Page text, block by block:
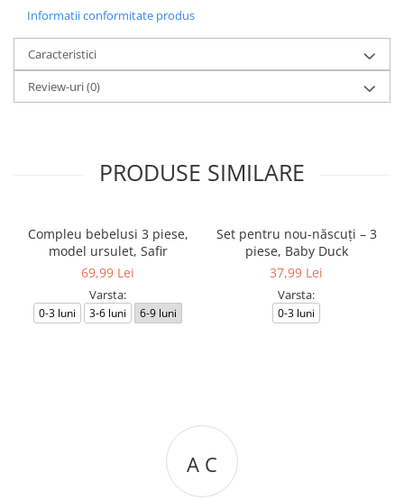
Informatii conformitate produs
Caracteristici
Review-uri(0)
PRODUSE SIMILARE
Compleu bebelusi 3 piese,
model ursulet, Safir
69,99 Lei
Varsta:
0-3 luni 3-6 luni 6-9 luni
Set pentru nou-născuți – 3
piese, Baby Duck
37,99 Lei
Varsta:
0-3 luni
A C